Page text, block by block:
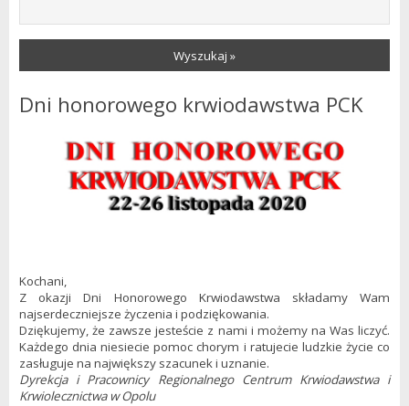
Wyszukaj »
Dni honorowego krwiodawstwa PCK
Kochani,
Z okazji Dni Honorowego Krwiodawstwa składamy Wam
najserdeczniejsze życzenia i podziękowania.
Dziękujemy, że zawsze jesteście z nami i możemy na Was liczyć.
Każdego dnia niesiecie pomoc chorym i ratujecie ludzkie życie co
zasługuje na największy szacunek i uznanie.
Dyrekcja i Pracownicy Regionalnego Centrum Krwiodawstwa i
Krwiolecznictwa w Opolu